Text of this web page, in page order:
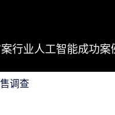
查
行业人工智能成功案
调查